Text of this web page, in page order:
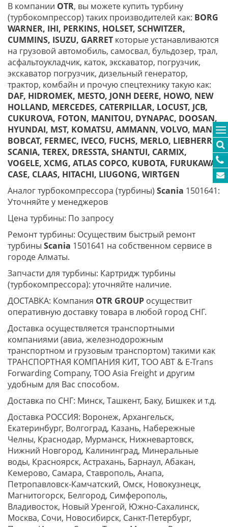
В компании OTR, вы можете купить турбину
(турбокомпрессор) таких производителей как: BORG
WARNER, IHI, PERKINS, HOLSET, SCHWITZER,
CUMMINS, ISUZU, GARRET которые устанавливаются
на грузовой автомобиль, самосвал, бульдозер, трал,
асфальтоукладчик, каток, экскаватор, погрузчик,
экскаватор погрузчик, дизельный генератор,
трактор, комбайн и прочую спецтехнику такую как:
DAF, HIDROMEK, MESTO, JONH DEERE, HOWO, NEW
HOLLAND, MERCEDES, CATERPILLAR, LOCUST, JCB,
CUKUROVA, FOTON, MANITOU, DYNAPAC, DOOSAN,
HYUNDAI, MST, KOMATSU, AMMANN, VOLVO, MAN,
BOBCAT, FERMEC, IVECO, FUCHS, MERLO, LIEBHERR,
SCANIA, TEREX, DRESSTA, SHANTUI, CARMIX,
VOGELE, XCMG, ATLAS COPCO, KUBOTA, FURUKAWA,
CASE, CLAAS, HITACHI, LIUGONG, WIRTGEN
Аналог турбокомпрессора (турбины) Scania 1501641:
Уточняйте у менеджеров
Цена турбины: По запросу
Ремонт турбины: Осуществим быстрый ремонт
турбины Scania 1501641 на собственном сервисе в
городе Алматы.
Запчасти для турбины: Картридж турбины
(турбокомпрессора): уточняйте наличие.
ДОСТАВКА: Компания OTR GROUP осуществит
оперативную доставку товара в любой город СНГ.
Доставка осуществляется транспортными
компаниями (авиа, железнодорожным
транспортном и грузовым транспортом) такими как
ТРАНСПОРТНАЯ КОМПАНИЯ КИТ, ТОО ABT & E-Trans
Forwarding Company, ТОО Asia Freight и другим
удобным для Вас способом.
Доставка по СНГ: Минск, Ташкент, Баку, Бишкек и т.д.
Доставка РОССИЯ: Воронеж, Архангельск,
Екатеринбург, Волгоград, Казань, Набережные
Челны, Краснодар, Мурманск, Нижневартовск,
Нижний Новгород, Калининград, Минеральные
воды, Красноярск, Астрахань, Барнаул, Абакан,
Кемерово, Самара, Ставрополь, Анапа,
Петропавловск-Камчатский, Омск, Новокузнецк,
Магнитогорск, Белгород, Симферополь,
Владивосток, Новый Уренгой, Южно-Сахалинск,
Москва, Сочи, Новосибирск, Санкт-Петербург,